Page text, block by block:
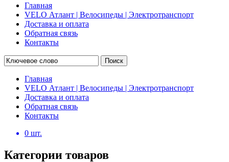
Главная
VELO Атлант | Велосипеды | Электротранспорт
Доставка и оплата
Обратная связь
Контакты
Поиск
Главная
VELO Атлант | Велосипеды | Электротранспорт
Доставка и оплата
Обратная связь
Контакты
0 шт.
Категории товаров